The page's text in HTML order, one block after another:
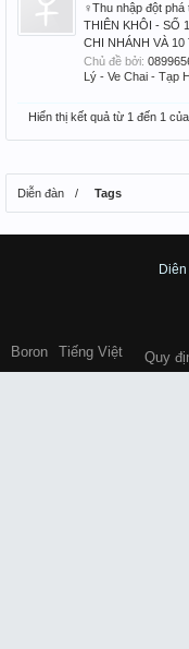
‍♀️Thu nhập đột
THIÊN KHÔI - SỐ
CHI NHÁNH VÀ 10
Chủ đề bởi:
Lý - Ve Chai - Tạp
Hiển thị kết quả từ 1 đến 1 của
Diễn đàn Tags
Boron Tiếng Việt Quy